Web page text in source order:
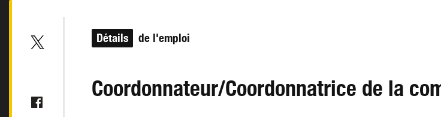
Détails de l'emploi
Coordonnateur/Coordonnatrice de la